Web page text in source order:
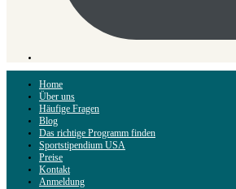
Home
Über uns
Häufige Fragen
Blog
Das richtige Programm finden
Sportstipendium USA
Preise
Kontakt
Anmeldung